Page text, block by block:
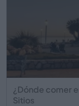
¿Dónde comer
Sitios